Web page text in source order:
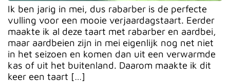
Ik ben jarig in mei, dus rabarber is de perfecte
vulling voor een mooie verjaardagstaart. Eerder
maakte ik al deze taart met rabarber en aardbei,
maar aardbeien zijn in mei eigenlijk nog net niet
in het seizoen en komen dan uit een verwarmde
kas of uit het buitenland. Daarom maakte ik dit
keer een taart […]